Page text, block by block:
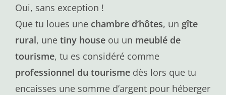
Oui, sans exception !
Que tu loues une chambre d’hôtes, un gîte
rural, une tiny house ou un meublé de
tourisme, tu es considéré comme
professionnel du tourisme dès lors que tu
encaisses une somme d’argent pour héberger